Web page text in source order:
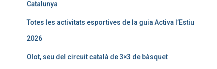
Catalunya
Totes les activitats esportives de la guia Activa l’Estiu
2026
Olot, seu del circuit català de 3×3 de bàsquet